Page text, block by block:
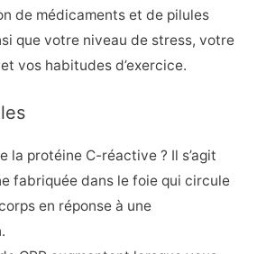
de médicaments et de pilules
que votre niveau de stress, votre
vos habitudes d’exercice.
la protéine C-réactive ? Il s’agit
fabriquée dans le foie qui circule
en réponse à une